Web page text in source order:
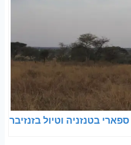
ספארי בטנזניה וטיול בזנזיבר